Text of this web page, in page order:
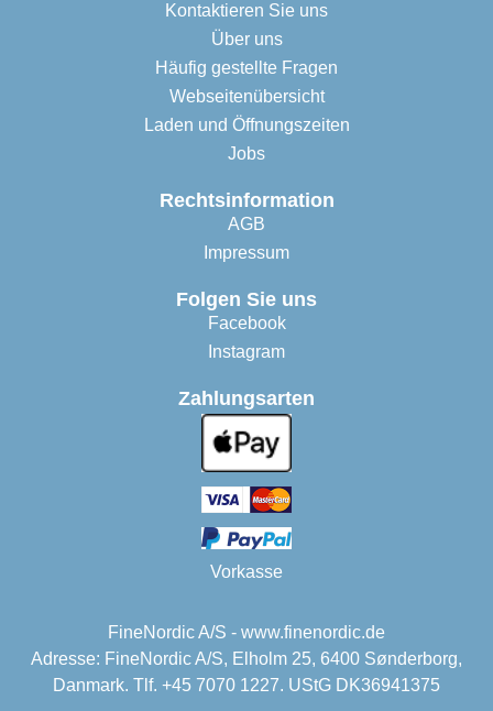
Kontaktieren Sie uns
Über uns
Häufig gestellte Fragen
Webseitenübersicht
Laden und Öffnungszeiten
Jobs
Rechtsinformation
AGB
Impressum
Folgen Sie uns
Facebook
Instagram
Zahlungsarten
Vorkasse
FineNordic A/S - www.finenordic.de
Adresse: FineNordic A/S, Elholm 25, 6400 Sønderborg,
Danmark. Tlf. +45 7070 1227. UStG DK36941375